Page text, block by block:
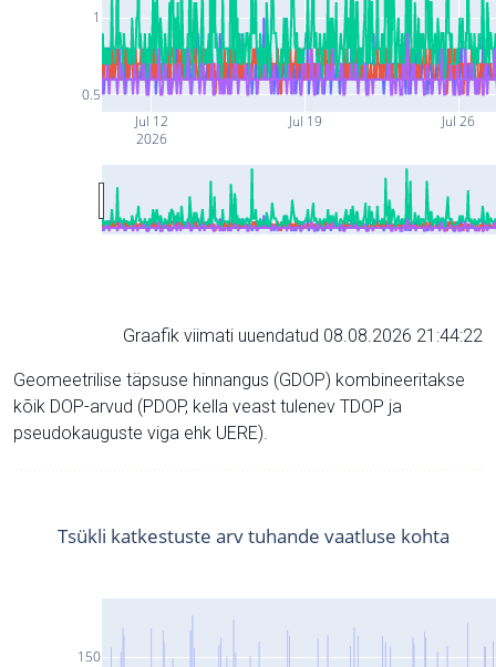
Jul 12
2026
Jul 19 Jul 26
0.5
1
Graafik viimati uuendatud 08.08.2026 21:44:22
Geomeetrilise täpsuse hinnangus (GDOP) kombineeritakse
kõik DOP-arvud (PDOP, kella veast tulenev TDOP ja
pseudokauguste viga ehk UERE).
150
Tsükli katkestuste arv tuhande vaatluse kohta